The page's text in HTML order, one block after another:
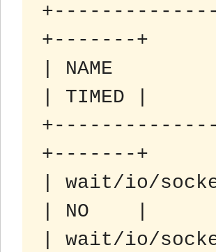
+-------+
| NAME
| TIMED |
+-------+
| wait/io/
| NO    |
| wait/io/